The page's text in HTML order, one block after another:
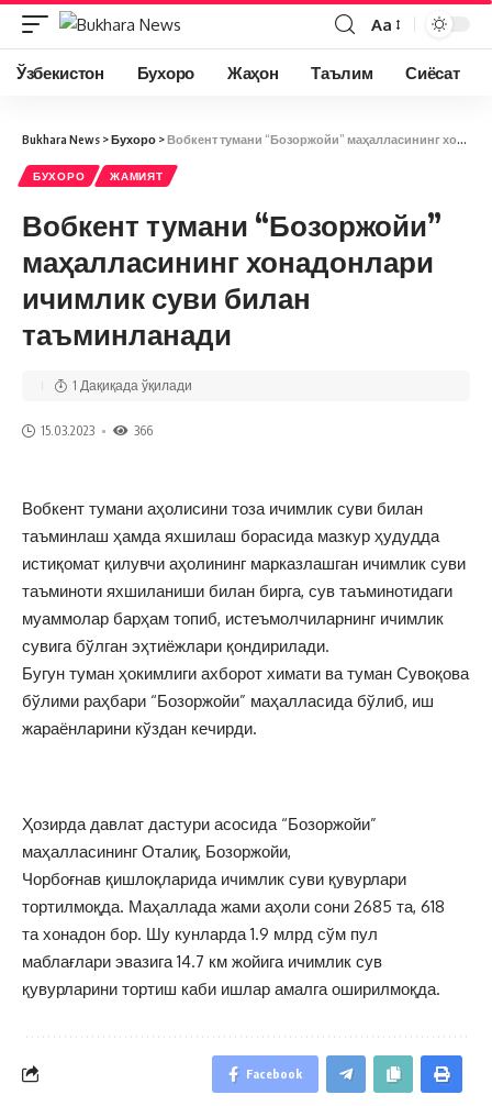
Aa
Ўзбекистон Бухоро Жаҳон Таълим Сиёсат
Bukhara News >Бухоро >Вобкент тумани “Бозоржойи” маҳалласининг хонадонлари ичимлик суви билан таъминланади
БУХОРО ЖАМИЯТ
Вобкент тумани “Бозоржойи”
маҳалласининг хонадонлари
ичимлик суви билан
таъминланади
15.03.2023 366
1 Дақиқада ўқилади
Вобкент тумани аҳолисини тоза ичимлик суви билан
таъминлаш ҳамда яхшилаш борасида мазкур ҳудудда
истиқомат қилувчи аҳолининг марказлашган ичимлик суви
таъминоти яхшиланиши билан бирга, сув таъминотидаги
муаммолар барҳам топиб, истеъмолчиларнинг ичимлик
сувига бўлган эҳтиёжлари қондирилади.
Бугун туман ҳокимлиги ахборот химати ва туман Сувоқова
бўлими раҳбари “Бозоржойи” маҳалласида бўлиб, иш
жараёнларини кўздан кечирди.
Ҳозирда давлат дастури асосида “Бозоржойи”
маҳалласининг Оталиқ, Бозоржойи,
Чорбоғнав қишлоқларида ичимлик суви қувурлари
тортилмоқда. Маҳаллада жами аҳоли сони 2685 та, 618
та хонадон бор. Шу кунларда 1.9 млрд сўм пул
маблағлари эвазига 14.7 км жойига ичимлик сув
қувурларини тортиш каби ишлар амалга оширилмоқда.
Facebook